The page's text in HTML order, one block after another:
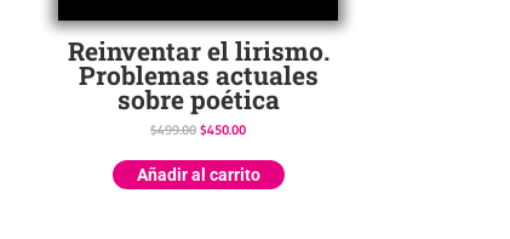
Reinventar el lirismo.
Problemas actuales
sobre poética
$499.00 $450.00
Añadir al carrito